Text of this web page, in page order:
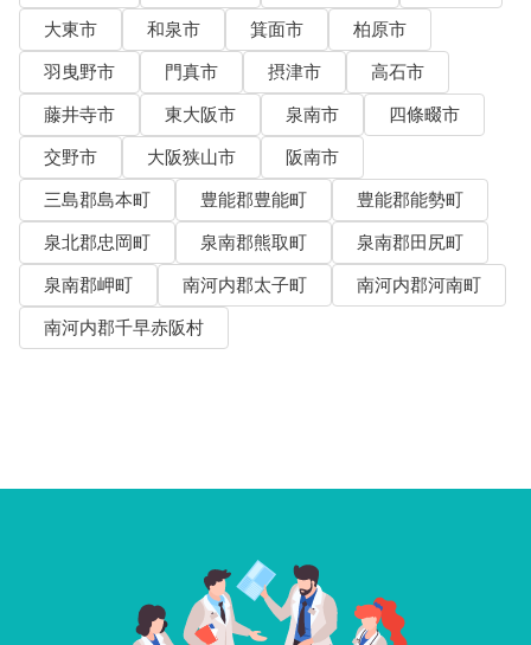
大東市
和泉市 箕面市
柏原市
羽曳野市
門真市 摂津市
高石市
藤井寺市
東大阪市 泉南市
四條畷市
交野市
大阪狭山市
阪南市
三島郡島本町
豊能郡豊能町
豊能郡能勢町
泉北郡忠岡町
泉南郡熊取町
泉南郡田尻町
泉南郡岬町
南河内郡太子町
南河内郡河南町
南河内郡千早赤阪村